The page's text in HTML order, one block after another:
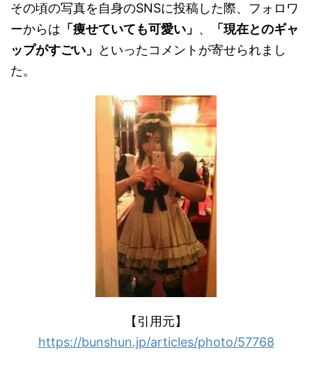
その頃の写真を自身のSNSに投稿した際、フォロワ
ーからは 「痩せていても可愛い」 、
「現在とのギャ
ップがすごい」
といったコメントが寄せられまし
た。
【引用元】
https://bunshun.jp/articles/photo/57768